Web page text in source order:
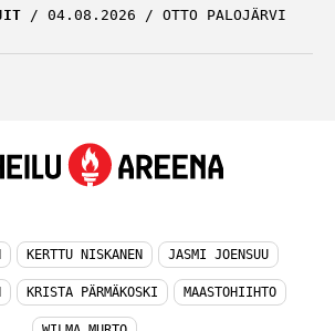
04.08.2026 OTTO PALOJÄRVI
KERTTU NISKANEN JASMI JOENSUU
KRISTA PÄRMÄKOSKI MAASTOHIIHTO